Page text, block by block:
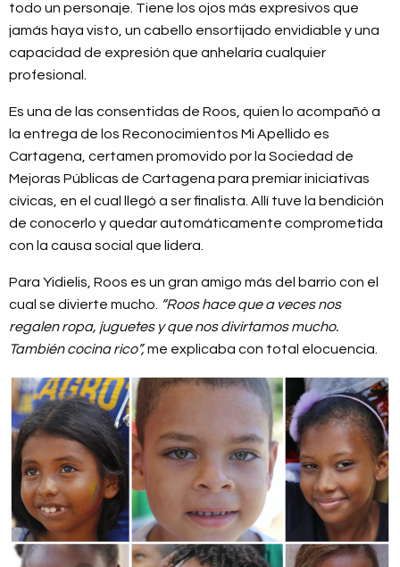
todo un personaje. Tiene los ojos más expresivos que
jamás haya visto, un cabello ensortijado envidiable y una
capacidad de expresión que anhelaría cualquier
profesional.
Es una de las consentidas de Roos, quien lo acompañó a
la entrega de los Reconocimientos Mi Apellido es
Cartagena, certamen promovido por la Sociedad de
Mejoras Públicas de Cartagena para premiar iniciativas
cívicas, en el cual llegó a ser finalista. Allí tuve la bendición
de conocerlo y quedar automáticamente comprometida
con la causa social que lidera.
Para Yidielis, Roos es un gran amigo más del barrio con el
cual se divierte mucho. “Roos hace que a veces nos
regalen ropa, juguetes y que nos divirtamos mucho.
También cocina rico”,me explicaba con total elocuencia.